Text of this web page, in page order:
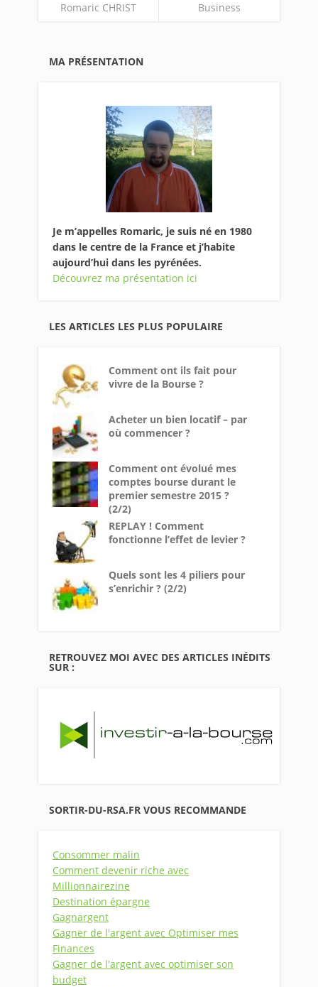
Romaric CHRIST Business
MA PRÉSENTATION
Je m’appelles Romaric, je suis né en 1980
dans le centre de la France et j’habite
aujourd’hui dans les pyrénées.
Découvrez ma présentation ici
LES ARTICLES LES PLUS POPULAIRE
Comment ont ils fait pour
vivre de la Bourse ?
Acheter un bien locatif – par
où commencer ?
Comment ont évolué mes
comptes bourse durant le
premier semestre 2015 ?
(2/2)
REPLAY ! Comment
fonctionne l’effet de levier ?
Quels sont les 4 piliers pour
s’enrichir ? (2/2)
RETROUVEZ MOI AVEC DES ARTICLES INÉDITS
SUR :
SORTIR-DU-RSA.FR VOUS RECOMMANDE
Consommer malin
Comment devenir riche avec
Millionnairezine
Destination épargne
Gagnargent
Gagner de l'argent avec Optimiser mes
Finances
Gagner de l'argent avec optimiser son
budget